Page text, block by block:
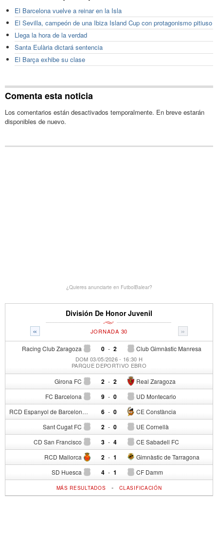
El Barcelona vuelve a reinar en la Isla
El Sevilla, campeón de una Ibiza Island Cup con protagonismo pitiuso
Llega la hora de la verdad
Santa Eulària dictará sentencia
El Barça exhibe su clase
Comenta esta noticia
Los comentarios están desactivados temporalmente. En breve estarán
disponibles de nuevo.
¿Quieres anunciarte en FutbolBalear?
División De Honor Juvenil
« »
JORNADA 30
Racing Club Zaragoza 0 - Club Gimnàstic Manresa
2
DOM 03/05/2026 - 16:30 H
PARQUE DEPORTIVO EBRO
Girona FC 2 - Real Zaragoza
2
FC Barcelona 9 - UD Montecarlo
0
RCD Espanyol de Barcelona 6 - CE Constància
0
Sant Cugat FC 2 - UE Cornellà
0
CD San Francisco 3 - CE Sabadell FC
4
RCD Mallorca 2 - Gimnàstic de Tarragona
1
SD Huesca 4 - CF Damm
1
MÁS RESULTADOS -CLASIFICACIÓN